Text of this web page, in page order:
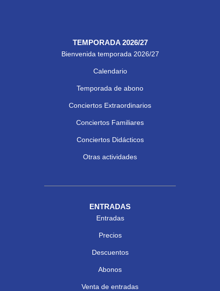
TEMPORADA 2026/27
Bienvenida temporada 2026/27
Calendario
Temporada de abono
Conciertos Extraordinarios
Conciertos Familiares
Conciertos Didácticos
Otras actividades
ENTRADAS
Entradas
Precios
Descuentos
Abonos
Venta de entradas